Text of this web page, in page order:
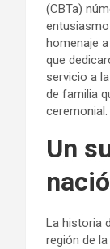
(CBTa)
homenaje
que
servicio a
de familia
ceremonial.
Un
La historia
región de